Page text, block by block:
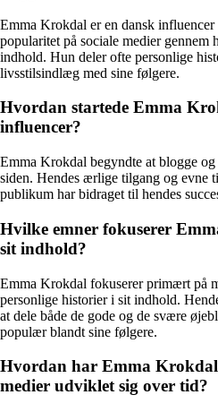
Emma Krokdal er en dansk influencer
popularitet på sociale medier gennem
indhold. Hun deler ofte personlige
livsstilsindlæg med sine følgere.
Hvordan startede Emma
influencer?
Emma Krokdal begyndte at blogge
siden. Hendes ærlige tilgang og evne
publikum har bidraget til hendes
Hvilke emner fokuserer
sit indhold?
Emma Krokdal fokuserer primært på
personlige historier i sit indhold.
at dele både de gode og de svære
populær blandt sine følgere.
Hvordan har Emma
medier udviklet sig over tid?